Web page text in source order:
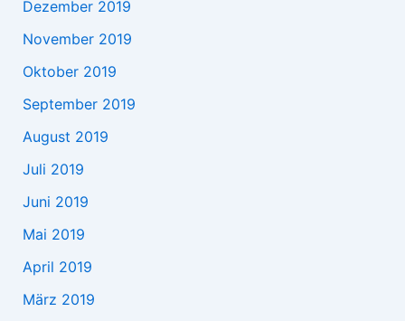
Dezember 2019
November 2019
Oktober 2019
September 2019
August 2019
Juli 2019
Juni 2019
Mai 2019
April 2019
März 2019